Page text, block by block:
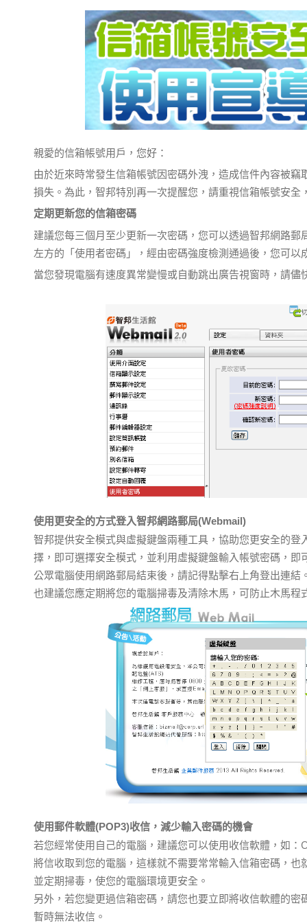
親愛的信箱帳號用戶，您好：
由於近來時常發生信箱帳號因密碼外洩，造成信件內容被
損失。為此，智邦特別再一次提醒您，請重視信箱帳號安
定期更新您的信箱密碼
建議您每三個月至少更新一次密碼，您可以透過智邦網路
左方的「使用者密碼」，經由密碼強度檢測通過後，您可以
當您發現電腦有速度異常變慢或自動跳出廣告視窗時，請
使用更安全的方式登入智邦網路郵局(Webmail)
智邦提供安全模式與虛擬鍵盤兩種工具，協助您更安全的
擇，即可選擇安全模式，並利用虛擬鍵盤輸入帳號密碼，
公眾電腦使用網路郵局結束後，請記得點擊右上角登出連結
也建議您應定期將您的電腦掃毒及清除木馬，可防止木馬程
使用郵件軟體(POP3)收信，減少輸入密碼的機會
若您經常使用自己的電腦，建議您可以使用收信軟體，如
將信收取到您的電腦，這樣就不需要常常輸入信箱密碼，
並定期掃毒，使您的電腦環境更安全。
另外，若您變更過信箱密碼，請您也要立即將收信軟體的
暫時無法收信。